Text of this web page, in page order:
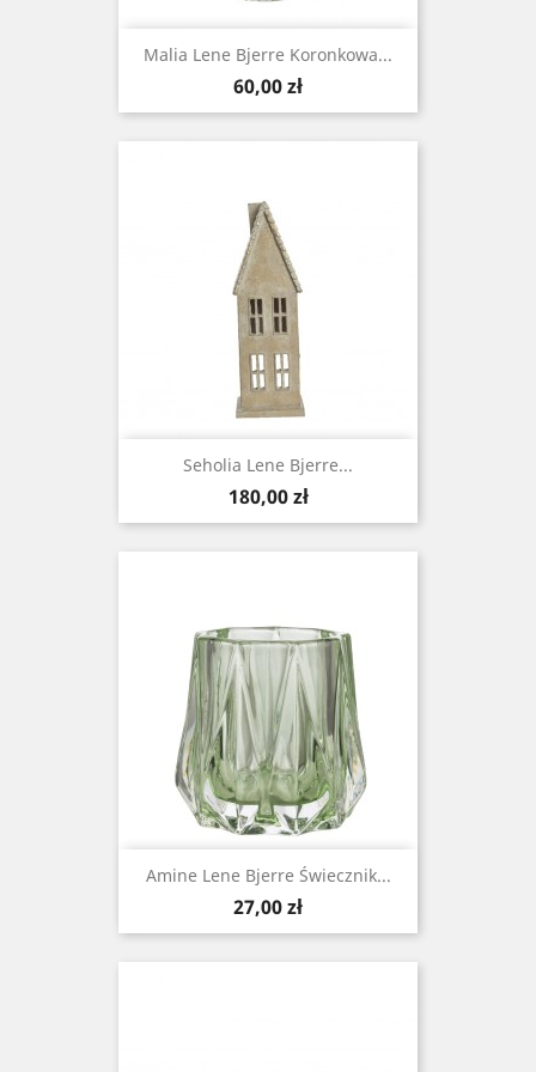
Malia Lene Bjerre Koronkowa...
Cena
60,00 zł
Seholia Lene Bjerre...
Cena
180,00 zł
Amine Lene Bjerre Świecznik...
Cena
27,00 zł